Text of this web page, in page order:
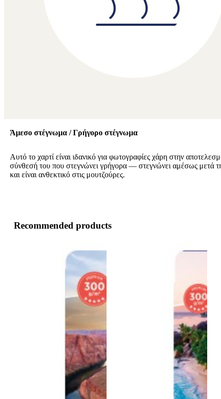
Άμεσο στέγνωμα / Γρήγορο στέγνωμα
Αυτό το χαρτί είναι ιδανικό για φωτογραφίες χάρη στην
σύνθεσή του που στεγνώνει γρήγορα — στεγνώνει αμέσως μετά
και είναι ανθεκτικό στις μουτζούρες.
Recommended products